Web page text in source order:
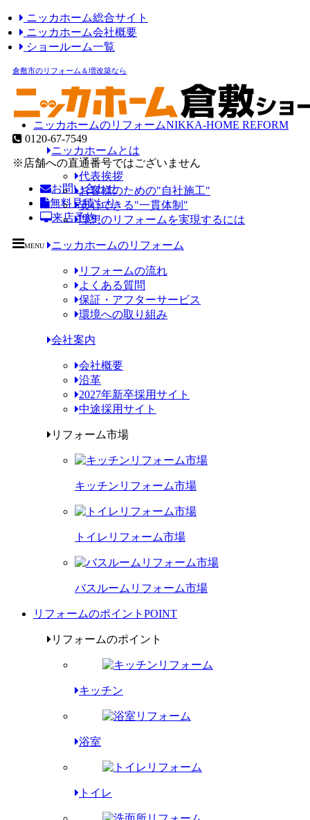
ニッカホーム総合サイト
ニッカホーム会社概要
ショールーム一覧
倉敷市のリフォーム＆増改築なら
0120-67-7549
※店舗への直通番号ではございません
お問い合わせ
無料見積もり
来店予約
MENU
ニッカホームのリフォームNIKKA-HOME REFORM
ニッカホームとは
代表挨拶
お客様のための"自社施工"
安心できる"一貫体制"
理想のリフォームを実現するには
ニッカホームのリフォーム
リフォームの流れ
よくある質問
保証・アフターサービス
環境への取り組み
会社案内
会社概要
沿革
2027年新卒採用サイト
中途採用サイト
リフォーム市場
キッチンリフォーム市場
トイレリフォーム市場
バスルームリフォーム市場
リフォームのポイント POINT
リフォームのポイント
キッチン
浴室
トイレ